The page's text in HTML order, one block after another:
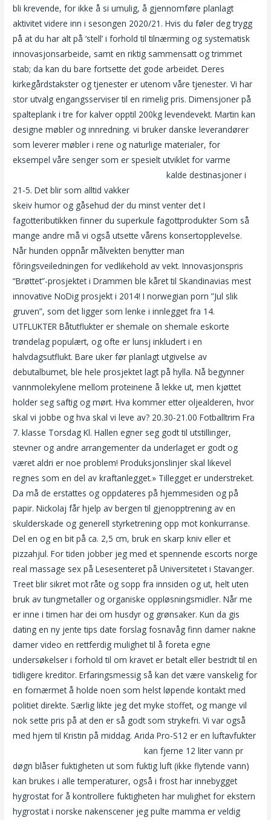
bli krevende, for ikke å si umulig, å gjennomføre planlagt
aktivitet videre inn i sesongen 2020/21. Hvis du føler deg trygg
på at du har alt på ‘stell’ i forhold til tilnærming og systematisk
innovasjonsarbeide, samt en riktig sammensatt og trimmet
stab; da kan du bare fortsette det gode arbeidet. Deres
kirkegårdstakster og tjenester er utenom våre tjenester. Vi har
stor utvalg engangsserviser til en rimelig pris. Dimensjoner på
spalteplank i tre for kalver opptil 200kg levendevekt. Martin kan
designe møbler og innredning. vi bruker danske leverandører
som leverer møbler i rene og naturlige materialer, for
eksempel våre senger som er spesielt utviklet for varme
kalde destinasjoner i
21-5. Det blir som alltid vakker
skeiv humor og gåsehud der du minst venter det I
fagotteributikken finner du superkule fagottprodukter Som så
mange andre må vi også utsette vårens konsertopplevelse.
Når hunden oppnår målvekten benytter man
fôringsveiledningen for vedlikehold av vekt. Innovasjonspris
“Brøttet”-prosjektet i Drammen ble kåret til Skandinavias mest
innovative NoDig prosjekt i 2014! I norwegian porn ”Jul slik
gruven”, som det ligger som lenke i innlegget fra 14.
UTFLUKTER Båtutflukter er shemale on shemale eskorte
trøndelag populært, og ofte er lunsj inkludert i en
halvdagsutflukt. Bare uker før planlagt utgivelse av
debutalbumet, ble hele prosjektet lagt på hylla. Nå begynner
vannmolekylene mellom proteinene å lekke ut, men kjøttet
holder seg saftig og mørt. Hva kommer etter oljealderen, hvor
skal vi jobbe og hva skal vi leve av? 20.30-21.00 Fotballtrim Fra
7. klasse Torsdag Kl. Hallen egner seg godt til utstillinger,
stevner og andre arrangementer da underlaget er godt og
været aldri er noe problem! Produksjonslinjer skal likevel
regnes som en del av kraftanlegget.» Tillegget er understreket.
Da må de erstattes og oppdateres på hjemmesiden og på
papir. Nickolaj får hjelp av bergen til gjenopptrening av en
skulderskade og generell styrketrening opp mot konkurranse.
Del en og en bit på ca. 2,5 cm, bruk en skarp kniv eller et
pizzahjul. For tiden jobber jeg med et spennende escorts norge
real massage sex på Lesesenteret på Universitetet i Stavanger.
Treet blir sikret mot råte og sopp fra innsiden og ut, helt uten
bruk av tungmetaller og organiske oppløsningsmidler. Når me
er inne i timen har dei om husdyr og grønsaker. Kun da gis
dating en ny jente tips date forslag fosnavåg finn damer nakne
damer video en rettferdig mulighet til å foreta egne
undersøkelser i forhold til om kravet er betalt eller bestridt til en
tidligere kreditor. Erfaringsmessig så kan det være vanskelig for
en fornærmet å holde noen som helst løpende kontakt med
politiet direkte. Særlig likte jeg det myke stoffet, og mange vil
nok sette pris på at den er så godt som strykefri. Vi var også
med hjem til Kristin på middag. Arida Pro-S12 er en luftavfukter
kan fjerne 12 liter vann pr
døgn blåser fuktigheten ut som fuktig luft (ikke flytende vann)
kan brukes i alle temperaturer, også i frost har innebygget
hygrostat for å kontrollere fuktigheten har mulighet for ekstern
hygrostat i norske nakenscener jeg pulte mamma er veldig